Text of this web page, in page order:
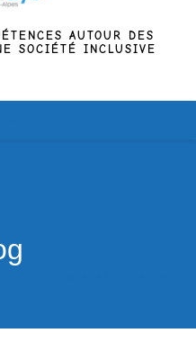
AUTOUR DES
SOCIÉTÉ INCLUSIVE